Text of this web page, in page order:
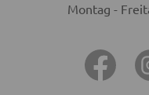
Montag -